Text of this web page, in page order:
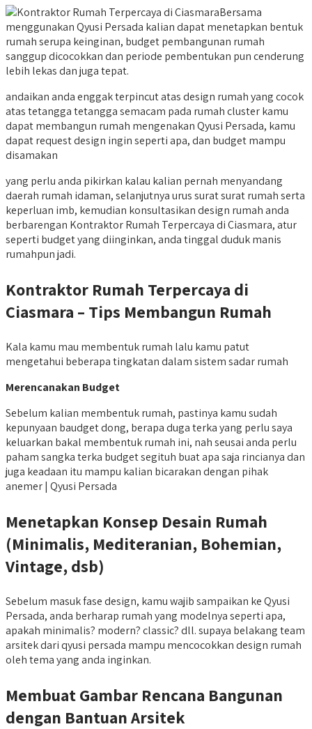
Bersama
menggunakan Qyusi Persada kalian dapat menetapkan bentuk
rumah serupa keinginan, budget pembangunan rumah
sanggup dicocokkan dan periode pembentukan pun cenderung
lebih lekas dan juga tepat.
andaikan anda enggak terpincut atas design rumah yang cocok
atas tetangga tetangga semacam pada rumah cluster kamu
dapat membangun rumah mengenakan Qyusi Persada, kamu
dapat request design ingin seperti apa, dan budget mampu
disamakan
yang perlu anda pikirkan kalau kalian pernah menyandang
daerah rumah idaman, selanjutnya urus surat surat rumah serta
keperluan imb, kemudian konsultasikan design rumah anda
berbarengan Kontraktor Rumah Terpercaya di Ciasmara, atur
seperti budget yang diinginkan, anda tinggal duduk manis
rumahpun jadi.
Kontraktor Rumah Terpercaya di
Ciasmara – Tips Membangun Rumah
Kala kamu mau membentuk rumah lalu kamu patut
mengetahui beberapa tingkatan dalam sistem sadar rumah
Merencanakan Budget
Sebelum kalian membentuk rumah, pastinya kamu sudah
kepunyaan baudget dong, berapa duga terka yang perlu saya
keluarkan bakal membentuk rumah ini, nah seusai anda perlu
paham sangka terka budget segituh buat apa saja rincianya dan
juga keadaan itu mampu kalian bicarakan dengan pihak
anemer | Qyusi Persada
Menetapkan Konsep Desain Rumah
(Minimalis, Mediteranian, Bohemian,
Vintage, dsb)
Sebelum masuk fase design, kamu wajib sampaikan ke Qyusi
Persada, anda berharap rumah yang modelnya seperti apa,
apakah minimalis? modern? classic? dll. supaya belakang team
arsitek dari qyusi persada mampu mencocokkan design rumah
oleh tema yang anda inginkan.
Membuat Gambar Rencana Bangunan
dengan Bantuan Arsitek